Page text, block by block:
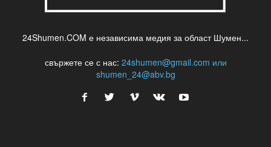
24Shumen.COM е независима медия за област Шумен...
свържете се с нас: 24shumen@gmail.com или
shumen_24@abv.bg